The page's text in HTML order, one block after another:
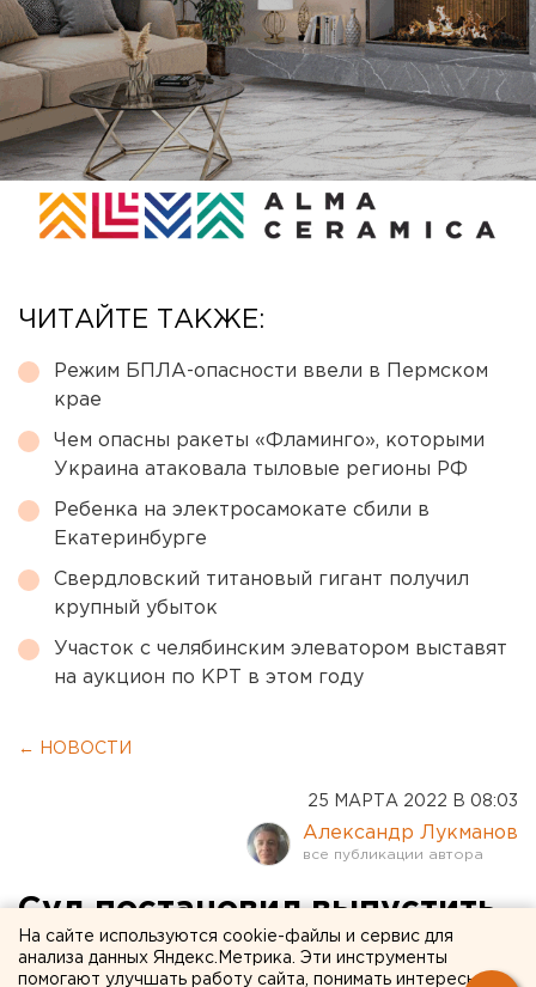
ЧИТАЙТЕ ТАКЖЕ:
Режим БПЛА-опасности ввели в Пермском
крае
Чем опасны ракеты «Фламинго», которыми
Украина атаковала тыловые регионы РФ
Ребенка на электросамокате сбили в
Екатеринбурге
Свердловский титановый гигант получил
крупный убыток
Участок с челябинским элеватором выставят
на аукцион по КРТ в этом году
← НОВОСТИ
25 МАРТА 2022 В 08:03
Александр Лукманов
Суд постановил выпустить
на свободу уральского
На сайте используются cookie-файлы и сервис для
анализа данных Яндекс.Метрика. Эти инструменты
помогают улучшать работу сайта, понимать интересы